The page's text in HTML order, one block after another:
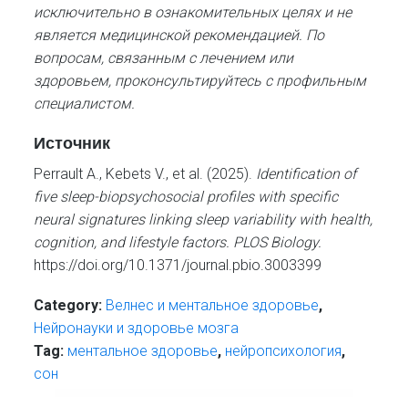
исключительно в ознакомительных целях и не
является медицинской рекомендацией. По
вопросам, связанным с лечением или
здоровьем, проконсультируйтесь с профильным
специалистом.
Источник
Perrault A., Kebets V., et al. (2025). Identification of
five sleep-biopsychosocial profiles with specific
neural signatures linking sleep variability with health,
cognition, and lifestyle factors. PLOS Biology.
https://doi.org/10.1371/journal.pbio.3003399
Category: Велнес и ментальное здоровье,
Нейронауки и здоровье мозга
Tag: ментальное здоровье, нейропсихология,
сон